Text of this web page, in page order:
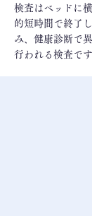
検査はベッドに
的短時間で終了
み、健康診断で
行われる検査です